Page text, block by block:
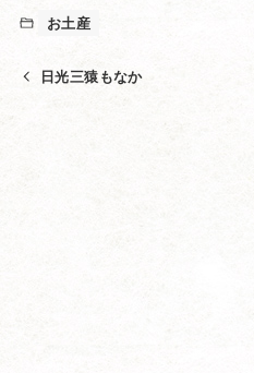
お土産
日光三猿もなか